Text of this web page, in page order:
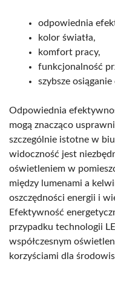
odpowiednia
kolor światła,
komfort pracy,
funkcjonalność
szybsze
Odpowiednia
mogą znacząco
szczególnie istotne w
widoczność jest
oświetleniem w
między lumenami a
oszczędności energii i
Efektywność
przypadku technologii
współczesnym
korzyściami dla